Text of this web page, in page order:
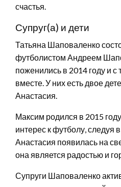
счастья.
Супруг(а) и дети
Татьяна Шаповаленко
футболистом Андреем
поженились в 2014 году и с
вместе. У них есть двое
Анастасия.
Максим родился в 2015
интерес к футболу, следуя
Анастасия появилась на
она является радостью и
Супруги Шаповаленко